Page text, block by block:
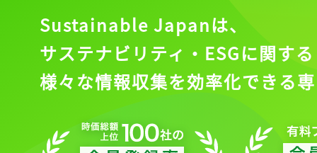
Sustainable Japanは、
サステナビリティ・ESGに関する
様々な情報収集を効率化できる